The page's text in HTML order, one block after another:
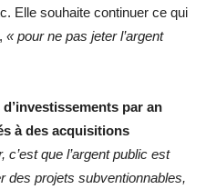
Elle souhaite continuer ce qui
« pour ne pas jeter l’argent
d’investissements par an
à des acquisitions
c’est que l’argent public est
des projets subventionnables,